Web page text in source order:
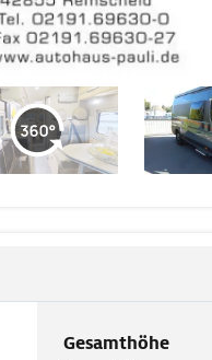
Gesamthöhe